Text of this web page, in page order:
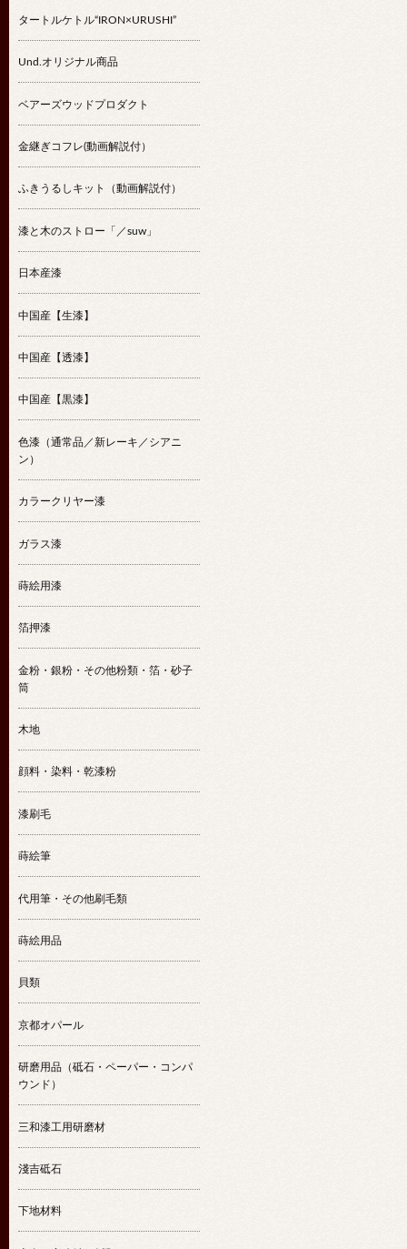
タートルケトル“IRON×URUSHI”
Und.オリジナル商品
ベアーズウッドプロダクト
金継ぎコフレ(動画解説付）
ふきうるしキット（動画解説付）
漆と木のストロー「／suw」
日本産漆
中国産【生漆】
中国産【透漆】
中国産【黒漆】
色漆（通常品／新レーキ／シアニ
ン）
カラークリヤー漆
ガラス漆
蒔絵用漆
箔押漆
金粉・銀粉・その他粉類・箔・砂子
筒
木地
顔料・染料・乾漆粉
漆刷毛
蒔絵筆
代用筆・その他刷毛類
蒔絵用品
貝類
京都オパール
研磨用品（砥石・ペーパー・コンパ
ウンド）
三和漆工用研磨材
淺吉砥石
下地材料